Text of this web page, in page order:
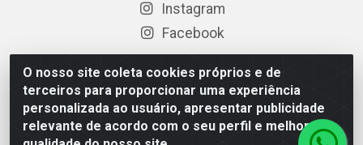
O nosso site coleta cookies próprios e de
terceiros para proporcionar uma experiência
personalizada ao usuário, apresentar publicidade
relevante de acordo com o seu perfil e melhorar a
Instagram
Facebook
DLP - AV. Engenheiro Abdias de Carvalho, 962 - Bongi -
PE - CEP 50.640-525 - CNPJ 05.429.222/0001-48